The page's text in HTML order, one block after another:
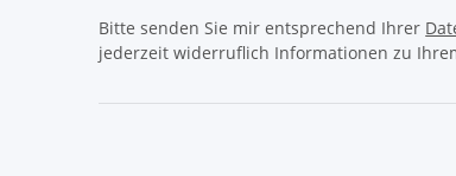
Bitte senden Sie mir entsprechend Ihrer
jederzeit widerruflich Informationen zu